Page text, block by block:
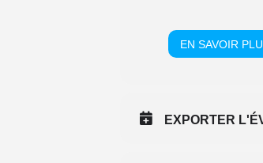
EN SAVOIR
EXPORTER